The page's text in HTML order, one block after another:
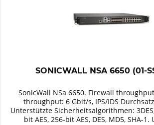
SONICWALL NSA 6650 (01-
SonicWall NSa 6650. Firewall
throughput: 6 Gbit/s, IPS/IDS
Unterstützte Sicherheitsalgorithmen:
bit AES, 256-bit AES, DES, MD5, SHA-